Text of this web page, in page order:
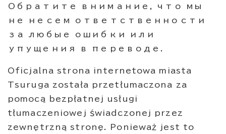
Обратите внимание, что мы
не несем ответственности
за любые ошибки или
упущения в переводе.
Oficjalna strona internetowa miasta
Tsuruga została przetłumaczona za
pomocą bezpłatnej usługi
tłumaczeniowej świadczonej przez
zewnętrzną stronę. Ponieważ jest to